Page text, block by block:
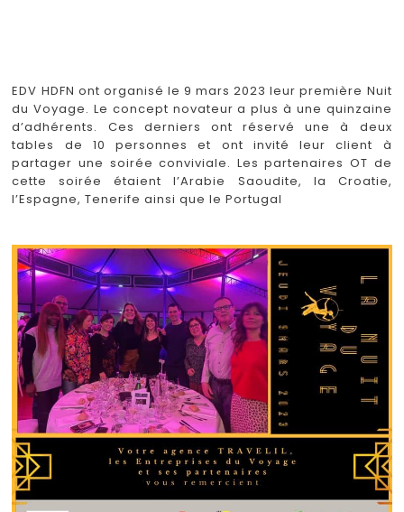
EDV HDFN ont organisé le 9 mars 2023 leur première Nuit
du Voyage. Le concept novateur a plus à une quinzaine
d’adhérents. Ces derniers ont réservé une à deux
tables de 10 personnes et ont invité leur client à
partager une soirée conviviale. Les partenaires OT de
cette soirée étaient l’Arabie Saoudite, la Croatie,
l’Espagne, Tenerife ainsi que le Portugal